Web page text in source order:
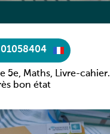
5e, Maths, Livre-cahier,
bon état